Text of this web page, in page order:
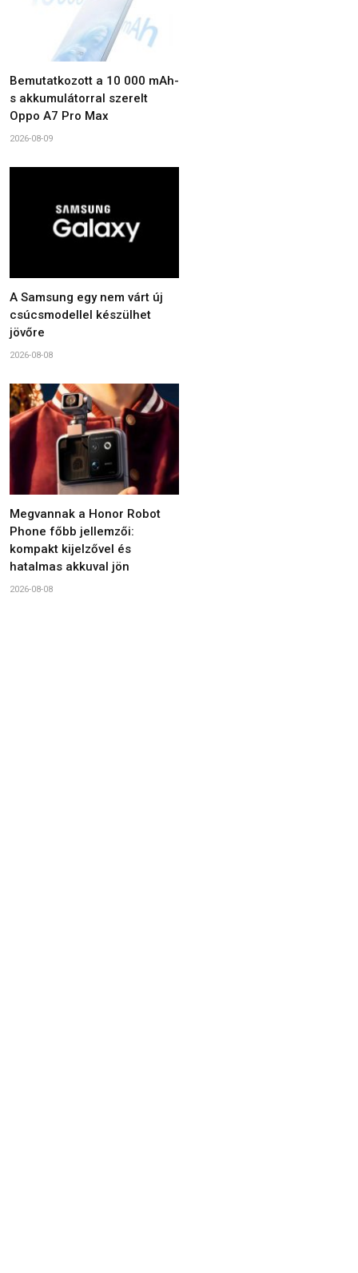
Bemutatkozott a 10 000 mAh-
s akkumulátorral szerelt
Oppo A7 Pro Max
2026-08-09
A Samsung egy nem várt új
csúcsmodellel készülhet
jövőre
2026-08-08
Megvannak a Honor Robot
Phone főbb jellemzői:
kompakt kijelzővel és
hatalmas akkuval jön
2026-08-08